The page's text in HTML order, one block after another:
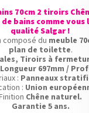
70cm 2 tiroirs
bains comme vous
qualité Salgar !
composé du meuble
plan de toilette.
Tiroirs à
697mm /
: Panneaux
: Union
Chêne naturel.
Garantie 5 ans.